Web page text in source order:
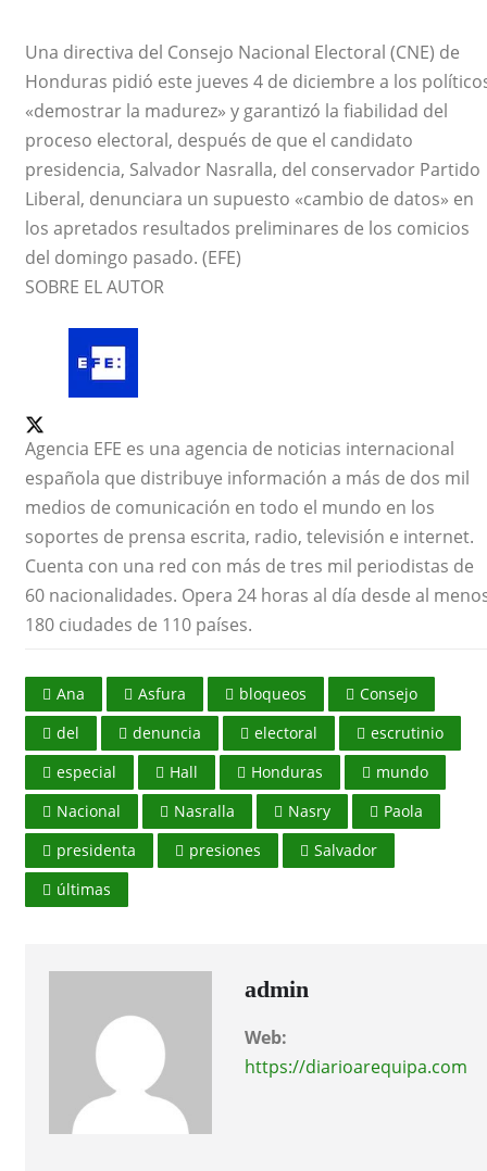
Una directiva del Consejo Nacional Electoral (CNE) de
Honduras pidió este jueves 4 de diciembre a los
«demostrar la madurez» y garantizó la fiabilidad del
proceso electoral, después de que el candidato
presidencia, Salvador Nasralla, del conservador Partido
Liberal, denunciara un supuesto «cambio de datos» en
los apretados resultados preliminares de los comicios
del domingo pasado. (EFE)
SOBRE EL AUTOR
Agencia EFE es una agencia de noticias internacional
española que distribuye información a más de dos mil
medios de comunicación en todo el mundo en los
soportes de prensa escrita, radio, televisión e internet.
Cuenta con una red con más de tres mil periodistas de
60 nacionalidades. Opera 24 horas al día desde al
180 ciudades de 110 países.
Ana Asfura bloqueos
Consejo
del
denuncia electoral
escrutinio
especial
Hall Honduras
mundo
Nacional
Nasralla Nasry
Paola
presidenta
presiones
Salvador
últimas
admin
Web:
https://diarioarequipa.com